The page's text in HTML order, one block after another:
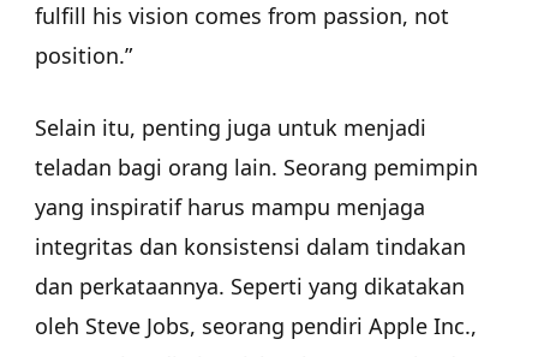
fulfill his vision comes from passion, not
position.”
Selain itu, penting juga untuk menjadi
teladan bagi orang lain. Seorang pemimpin
yang inspiratif harus mampu menjaga
integritas dan konsistensi dalam tindakan
dan perkataannya. Seperti yang dikatakan
oleh Steve Jobs, seorang pendiri Apple Inc.,